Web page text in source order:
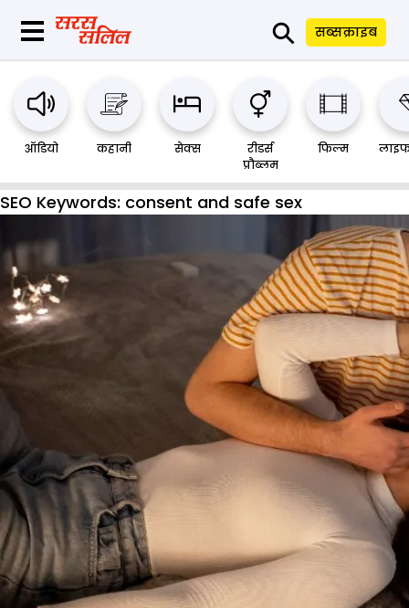
⚲ सब्सक्राइब
ऑडियो कहानी सेक्स
रीडर्स
प्रौब्लम
फिल्म
SEO Keywords: consent and safe sex